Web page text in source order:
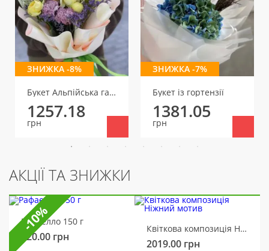
ЗНИЖКА -8%
Букет Альпійська галявинка
1257.18
грн
ЗНИЖКА -7%
Букет із гортензії
1381.05
грн
АКЦІЇ ТА ЗНИЖКИ
Рафаелло 150 г
320.00 грн
Квіткова композиція Ніжний мотив
2019.00 грн
-10%